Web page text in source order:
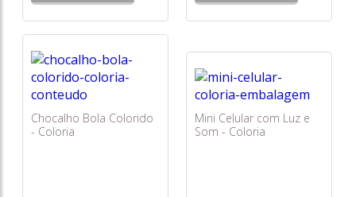
Chocalho Bola Colorido
- Coloria
Mini Celular com Luz e
Som - Coloria